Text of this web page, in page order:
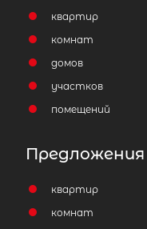
квартир
комнат
домов
участков
помещений
квартир
комнат